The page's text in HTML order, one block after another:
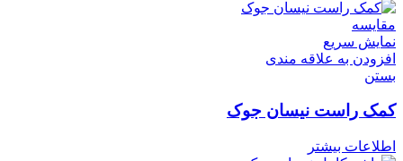
مقایسه
نمایش سریع
افزودن به علاقه مندی
بستن
کمک راست نیسان جوک
اطلاعات بیشتر